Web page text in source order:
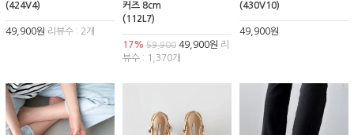
(424V4)
49,900원 리뷰수 : 2개
커즈 8cm
(112L7)
17% 59,90049,900원 리
뷰수 : 1,370개
(430V10)
49,900원